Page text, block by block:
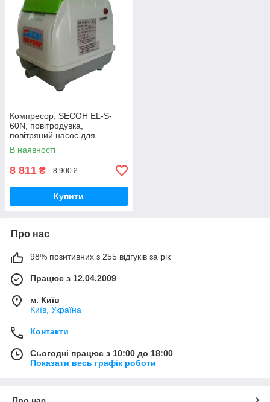
Компресор, SECOH EL-S-
60N, повітродувка,
повітряний насос для
септика, ставка, Еколайн,
SECOH.
В наявності
8 811 ₴ 8 900 ₴
Купити
Про нас
98% позитивних з 255 відгуків за рік
Працює з 12.04.2009
м. Київ
Київ, Україна
Контакти
Сьогодні працює з 10:00 до 18:00
Показати весь графік роботи